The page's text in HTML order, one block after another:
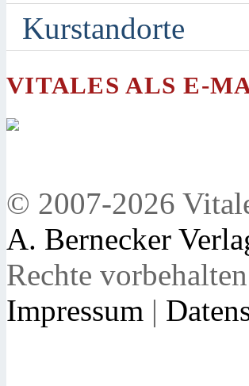
Kurstandorte
VITALES ALS E-
© 2007-2026
A. Bernecker
Rechte
Impressum |